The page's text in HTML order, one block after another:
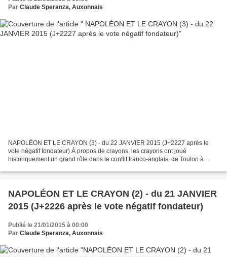
Par Claude Speranza, Auxonnais
NAPOLÉON ET LE CRAYON (3) - du 22 JANVIER 2015 (J+2227 après le
vote négatif fondateur) À propos de crayons, les crayons ont joué
historiquement un grand rôle dans le conflit franco-anglais, de Toulon à
NAPOLÉON ET LE CRAYON (2) - du 21 JANVIER
2015 (J+2226 après le vote négatif fondateur)
Publié le 21/01/2015 à 00:00
Par Claude Speranza, Auxonnais